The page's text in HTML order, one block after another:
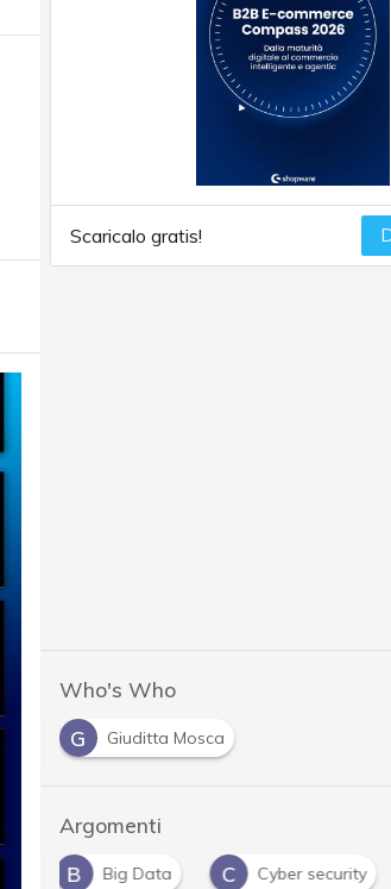
Scaricalo gratis!
Who's Who
G
Giuditta Mosca
Argomenti
B
Big Data C Cyber security